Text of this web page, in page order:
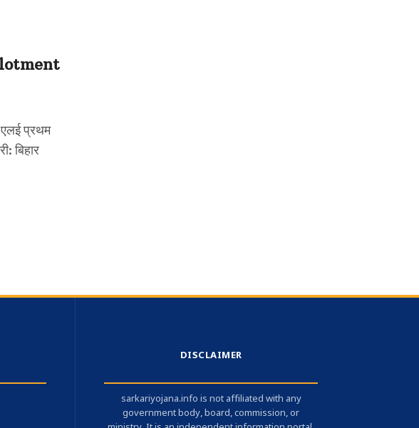
एलई प्रथम
बिहार
DISCLAIMER
sarkariyojana.info is not affiliated with any
government body, board, commission, or